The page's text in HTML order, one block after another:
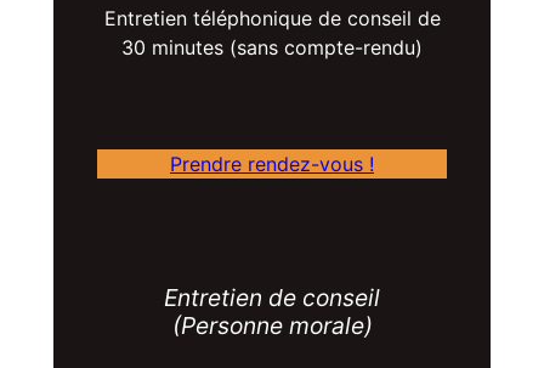
Entretien téléphonique de conseil de
30 minutes (sans compte-rendu)
Prendre rendez-vous !
Entretien de conseil
(Personne morale)